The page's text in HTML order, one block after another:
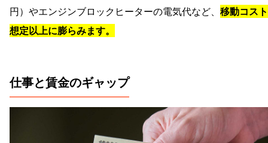
円）やエンジンブロックヒーターの電気代など、 移動コス
想定以上に膨らみます。
仕事と賃金のギャップ